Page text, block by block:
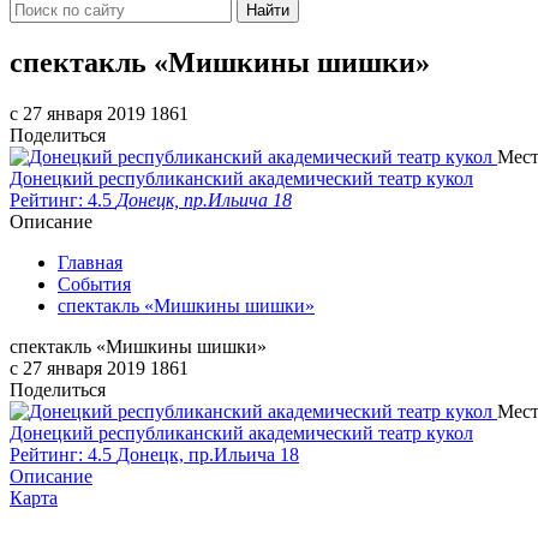
Найти
спектакль «Мишкины шишки»
c 27 января 2019 1861
Поделиться
Донецкий республиканский академический театр кукол
Рейтинг: 4.5 Донецк, пр.Ильича 18
Описание
Главная
События
спектакль «Мишкины шишки»
спектакль «Мишкины шишки»
c 27 января 2019 1861
Поделиться
Донецкий республиканский академический театр кукол
Рейтинг: 4.5 Донецк, пр.Ильича 18
Описание
Карта